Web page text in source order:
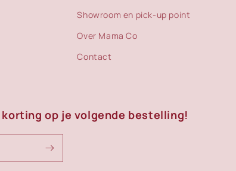
Showroom en pick-up point
Over Mama Co
Contact
korting op je volgende bestelling!